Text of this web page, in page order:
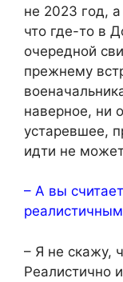
не 2023 год,
что где-то в
очередной
прежнему
наверное, ни
устаревшее,
идти не
– А вы
– Я не скажу,
Реалистично